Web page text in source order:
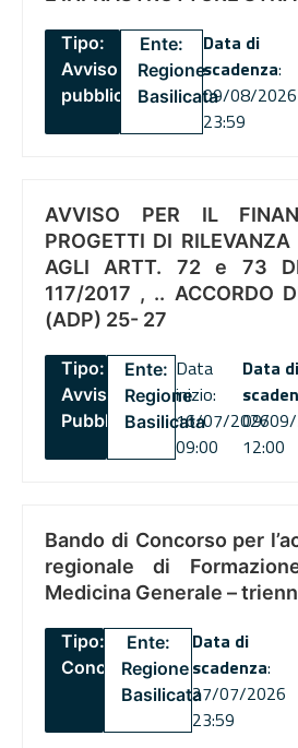
Tipo:
Avviso
pubblico
Ente:
Regione
Basilicata
Data di
scadenza:
09/08/2026
23:59
AVVISO PER IL
PROGETTI DI
AGLI ARTT. 72 e 73
117/2017 , .. ACCORDO
(ADP) 25- 27
Tipo:
Avviso
Pubblico
Ente:
Regione
Basilicata
Data
inizio:
16/07/2026
09:00
Data di
09/
12:00
Bando di Concorso per
regionale di
Medicina Generale –
Tipo:
Concorsi
Ente:
Regione
Basilicata
Data di
scadenza:
27/07/2026
23:59